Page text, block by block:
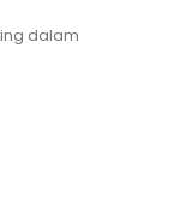
dalam